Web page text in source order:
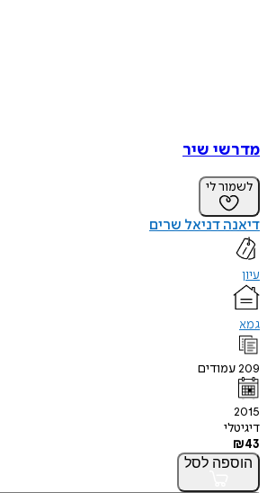
מדרשי שיר
לשמור לי
דיאנה דניאל שרים
עיון
גמא
209עמודים
2015
דיגיטלי
₪43
הוספה לסל